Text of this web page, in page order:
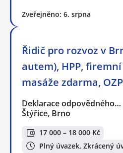
Zveřejněno: 6. srpna
Řidič pro rozvoz v
autem), HPP,
masáže zdarma, OZP
Deklarace odpovědného…
Štýřice, Brno
17 000 – 18 000 Kč
Plný úvazek, Zkrácený